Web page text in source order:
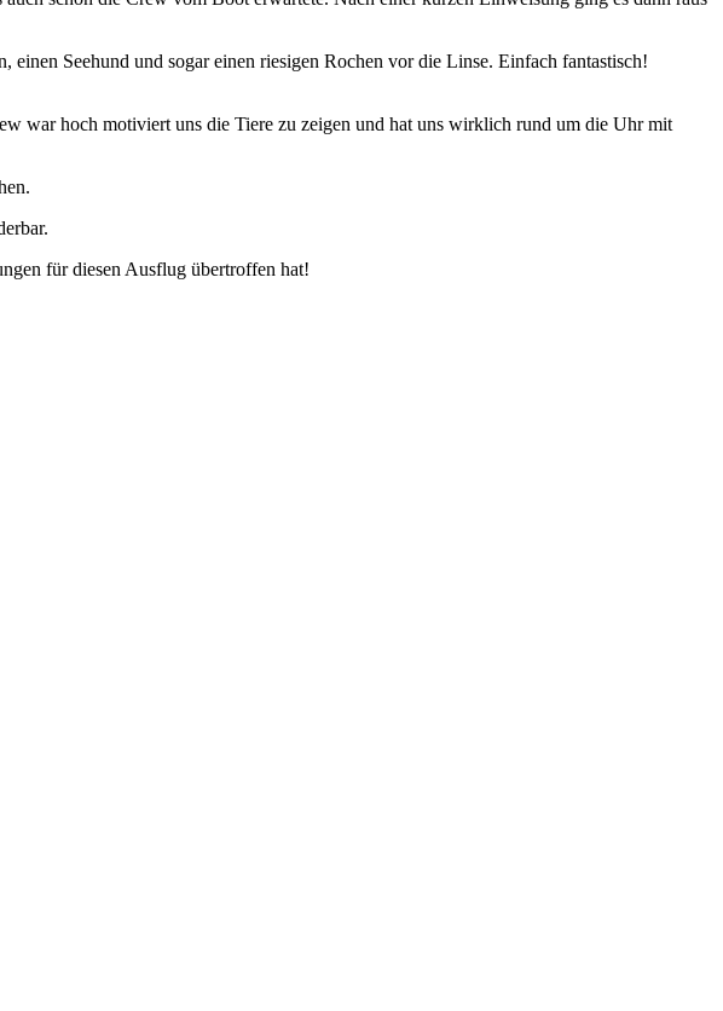
Seehund und sogar einen riesigen Rochen vor die Linse. Einfach fantastisch!
war hoch motiviert uns die Tiere zu zeigen und hat uns wirklich rund um die Uhr mit
für diesen Ausflug übertroffen hat!